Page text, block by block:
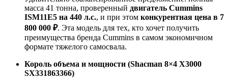
масса 41 тонна, проверенный двигатель Cummins
ISM11E5 на 440 л.с., и при этом конкурентная цена в 7
800 000 ₽. Эта модель для тех, кто хочет получить
преимущества бренда Cummins в самом экономичном
формате тяжелого самосвала.
Король объема и мощности (Shacman 8×4 X3000
SX331863366)